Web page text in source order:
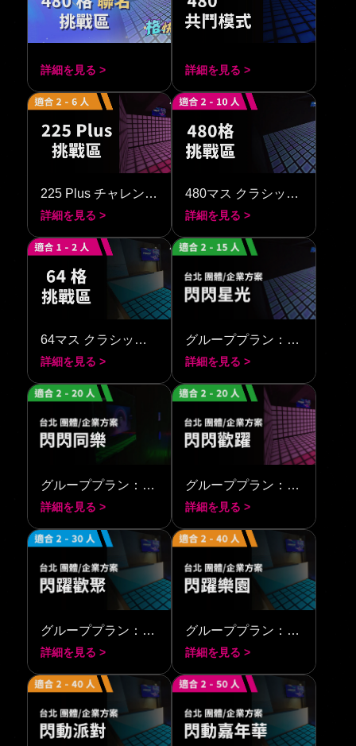
詳細を見る > 詳細を見る >
225 Plus チャレンジエリア
詳細を見る >
480マス クラシックチャレンジ
詳細を見る >
64マス クラシックチャレンジ
詳細を見る >
グループプラン：シャイニング・ブライト
詳細を見る >
グループプラン：シャイニング・トゥゲザー
詳細を見る >
グループプラン：シャイニング・フェスティバル
詳細を見る >
グループプラン：スパークリング・トゥゲザー
詳細を見る >
グループプラン：スパークリング・カーニバル
詳細を見る >